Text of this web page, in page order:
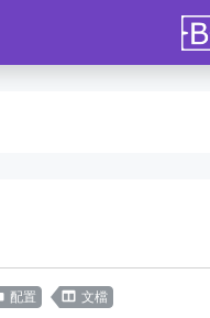
配置 文檔